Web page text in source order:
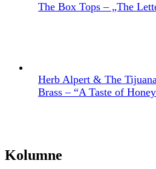
The Box Tops – „The
Herb Alpert & The
Brass – “A Taste of
Kolumne